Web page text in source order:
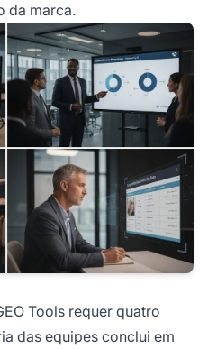
da marca.
Tools requer quatro
das equipes conclui em